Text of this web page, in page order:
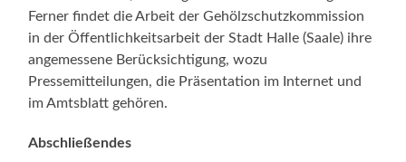
Ferner findet die Arbeit der Gehölzschutzkommission
in der Öffentlichkeitsarbeit der Stadt Halle (Saale) ihre
angemessene Berücksichtigung, wozu
Pressemitteilungen, die Präsentation im Internet und
im Amtsblatt gehören.
Abschließendes